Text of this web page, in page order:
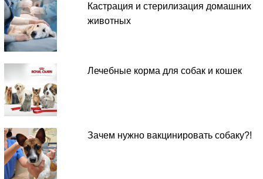
Кастрация и стерилизация домашних
животных
Лечебные корма для собак и кошек
Зачем нужно вакцинировать собаку?!